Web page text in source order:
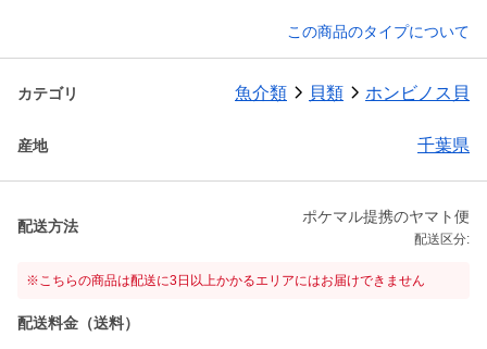
この商品のタイプについて
カテゴリ 魚介類 貝類 ホンビノス貝
産地 千葉県
配送方法
ポケマル提携のヤマト便
配送区分:
※こちらの商品は配送に3日以上かかるエリアにはお届けできません
配送料金（送料）